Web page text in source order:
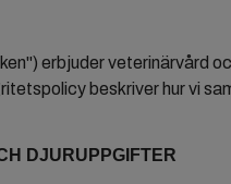
erbjuder
beskriver hur vi
DJURUPPGIFTER